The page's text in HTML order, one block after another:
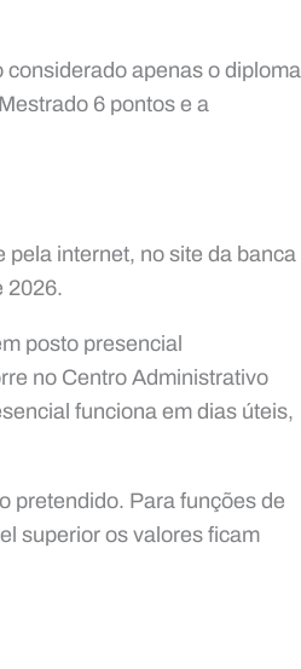
apenas o diploma
6 pontos e a
internet, no site da banca
2026.
posto presencial
no Centro Administrativo
funciona em dias úteis,
pretendido. Para funções de
superior os valores ficam